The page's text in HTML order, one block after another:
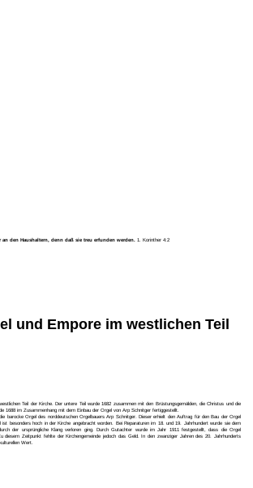
an den Haushaltern, denn daß sie treu erfunden werden. 1. Korinther 4:2
und Empore im westlichen Teil
Teil der Kirche. Der untere Teil wurde 1682 zusammen mit den Brüstungsgemälden, die Christus und die
1688 im Zusammenhang mit dem Einbau der Orgel von Arp Schnitger fertiggestellt.
barocke Orgel des norddeutschen Orgelbauers Arp Schnitger. Dieser erhielt den Auftrag für den Bau der Orgel
besonders hoch in der Kirche angebracht worden. Bei Reparaturen im 18. und 19. Jahrhundert wurde sie dem
der ursprüngliche Klang verloren ging. Durch Gutachter wurde im Jahr 1911 festgestellt, dass die Orgel
diesem Zeitpunkt fehlte der Kirchengemeinde jedoch das Geld. In den zwanziger Jahren des 20. Jahrhunderts
Wert.